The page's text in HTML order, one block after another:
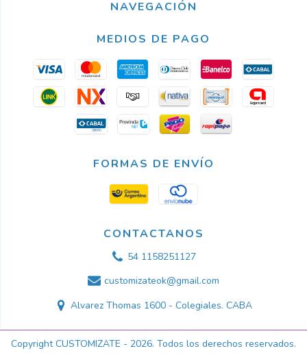
NAVEGACIÓN
MEDIOS DE PAGO
FORMAS DE ENVÍO
CONTACTANOS
54 1158251127
customizateok@gmail.com
Alvarez Thomas 1600 - Colegiales. CABA
Copyright CUSTOMIZATE - 2026. Todos los derechos reservados.